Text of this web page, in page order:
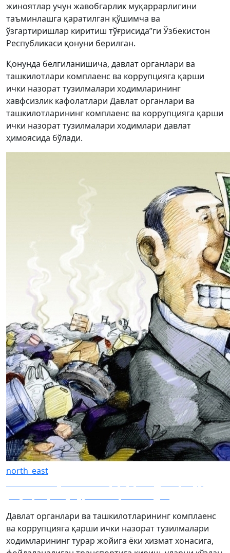
жиноятлар учун жавобгарлик муқаррарлигини
таъминлашга қаратилган қўшимча ва
ўзгартиришлар киритиш тўғрисида”ги Ўзбекистон
Республикаси қонуни берилган.
Қонунда белгиланишича, давлат органлари ва
ташкилотлари комплаенс ва коррупцияга қарши
ички назорат тузилмалари ходимларининг
хавфсизлик кафолатлари Давлат органлари ва
ташкилотларининг комплаенс ва коррупцияга қарши
ички назорат тузилмалари ходимлари давлат
ҳимоясида бўлади.
north_east
Давлат органлари ва ташкилотларининг комплаенс
ва коррупцияга қарши ички назорат тузилмалари
ходимларининг турар жойига ёки хизмат хонасига,